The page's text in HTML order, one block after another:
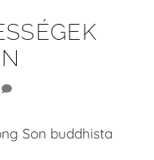
Son buddhista